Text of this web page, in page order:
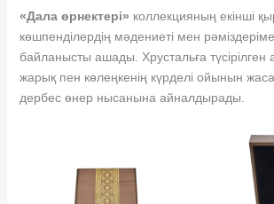
«Дала өрнектері» коллекцияның екінші
көшпенділердің мәдениеті мен
байланысты ашады. Хрустальға түсірілген
жарық пен көлеңкенің күрделі ойынын
дербес өнер нысанына айналдырады.